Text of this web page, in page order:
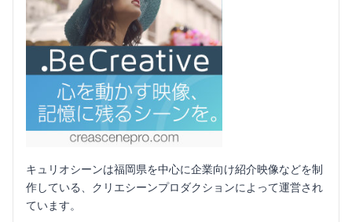
キュリオシーンは福岡県を中心に企業向け紹介映像などを制
作している、クリエシーンプロダクションによって運営され
ています。